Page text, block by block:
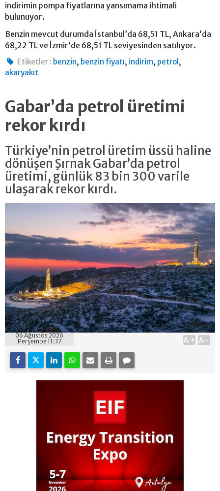
indirimin pompa fiyatlarına yansımama ihtimali
bulunuyor.
Benzin mevcut durumda İstanbul’da 68,51 TL, Ankara’da
68,22 TL ve İzmir’de 68,51 TL seviyesinden satılıyor.
Etiketler : benzin, benzin fiyatı, indirim, petrol ,
akaryakıt
Gabar’da petrol üretimi
rekor kırdı
Türkiye’nin petrol üretim üssü haline
dönüşen Şırnak Gabar’da petrol
üretimi, günlük 83 bin 300 varile
ulaşarak rekor kırdı.
06 Ağustos 2026
Perşembe 11:37
A+ A-